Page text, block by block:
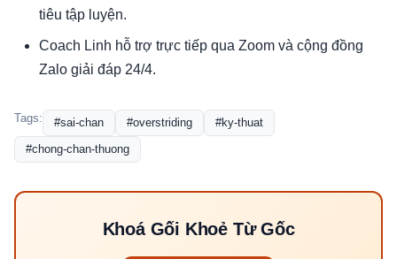
tiêu tập luyện.
Coach Linh hỗ trợ trực tiếp qua Zoom và cộng đồng
Zalo giải đáp 24/4.
Tags: #sai-chan #overstriding
#ky-thuat
#chong-chan-thuong
Khoá Gối Khoẻ Từ Gốc